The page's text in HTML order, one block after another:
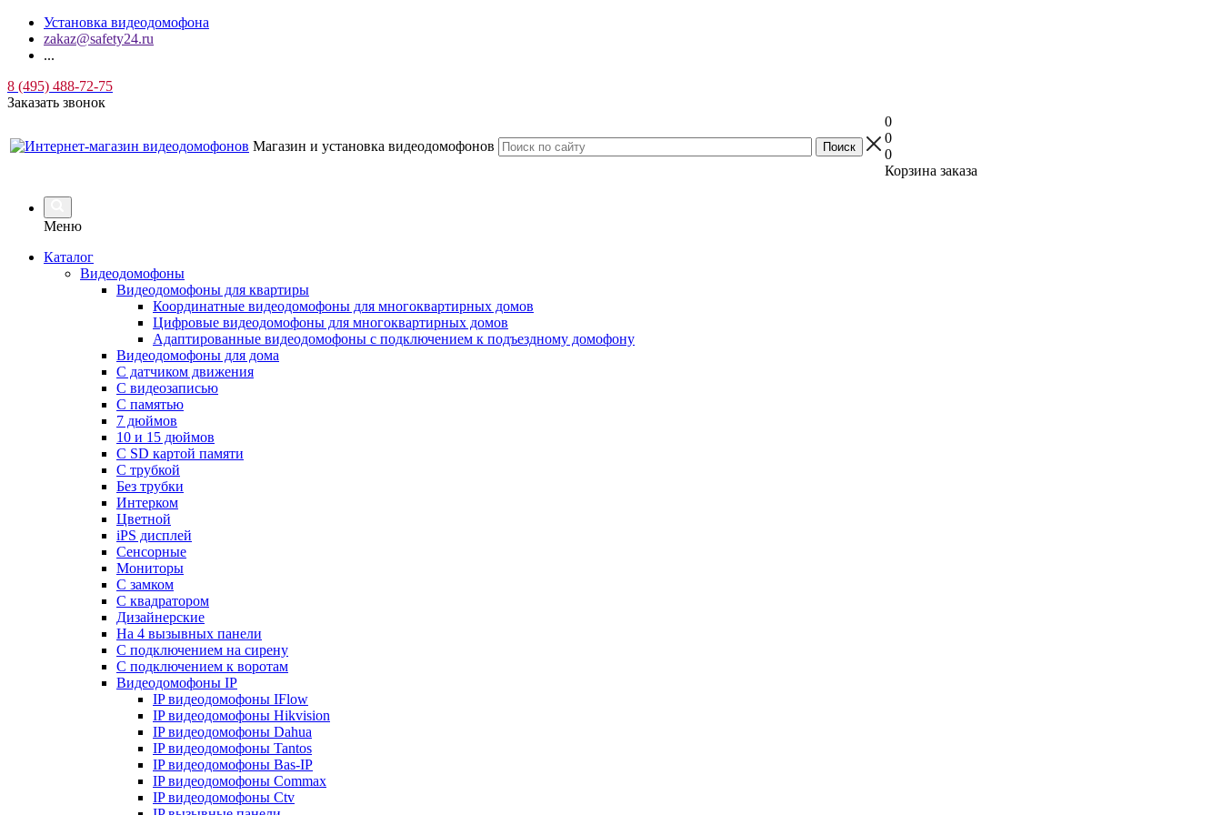
Установка видеодомофона
zakaz@safety24.ru
...
8 (495) 488-72-75
Заказать звонок
Магазин и установка видеодомофонов
0
0
0
Корзина заказа
Меню
Каталог
Видеодомофоны
Видеодомофоны для квартиры
Координатные видеодомофоны для многоквартирных домов
Цифровые видеодомофоны для многоквартирных домов
Адаптированные видеодомофоны с подключением к подъездному домофону
Видеодомофоны для дома
С датчиком движения
С видеозаписью
C памятью
7 дюймов
10 и 15 дюймов
С SD картой памяти
С трубкой
Без трубки
Интерком
Цветной
iPS дисплей
Сенсорные
Мониторы
С замком
C квадратором
Дизайнерские
На 4 вызывных панели
С подключением на сирену
С подключением к воротам
Видеодомофоны IP
IP видеодомофоны IFlow
IP видеодомофоны Hikvision
IP видеодомофоны Dahua
IP видеодомофоны Tantos
IP видеодомофоны Bas-IP
IP видеодомофоны Commax
IP видеодомофоны Ctv